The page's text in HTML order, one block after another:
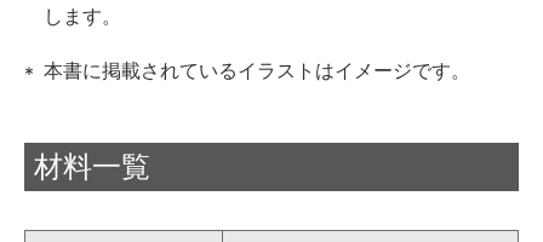
します。
本書に掲載されているイラストはイメージです。
材料一覧